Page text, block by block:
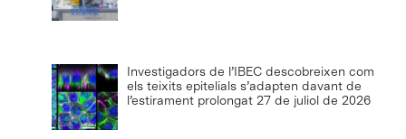
Investigadors de l’IBEC descobreixen com
els teixits epitelials s’adapten davant de
l’estirament prolongat 27 de juliol de 2026